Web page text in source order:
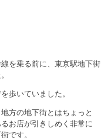
を乗る前に、東京駅地下街
歩いていました。
方の地下街とはちょっと
お店が引きしめく非常に
です。